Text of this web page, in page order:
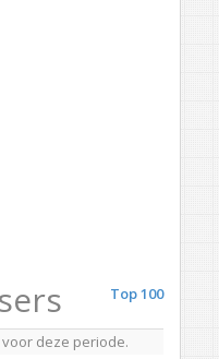
Top 100
deze periode.